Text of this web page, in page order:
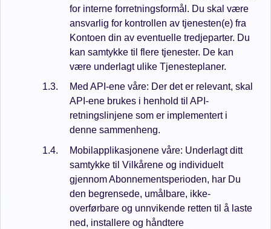
for interne forretningsformål. Du skal være
ansvarlig for kontrollen av tjenesten(e) fra
Kontoen din av eventuelle tredjeparter. Du
kan samtykke til flere tjenester. De kan
være underlagt ulike Tjenesteplaner.
Med API-ene våre: Der det er relevant, skal
API-ene brukes i henhold til API-
retningslinjene som er implementert i
denne sammenheng.
Mobilapplikasjonene våre: Underlagt ditt
samtykke til Vilkårene og individuelt
gjennom Abonnementsperioden, har Du
den begrensede, umålbare, ikke-
overførbare og unnvikende retten til å laste
ned, installere og håndtere